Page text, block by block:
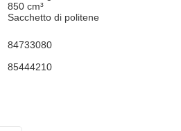
850 cm³
Sacchetto di politene
84733080
85444210